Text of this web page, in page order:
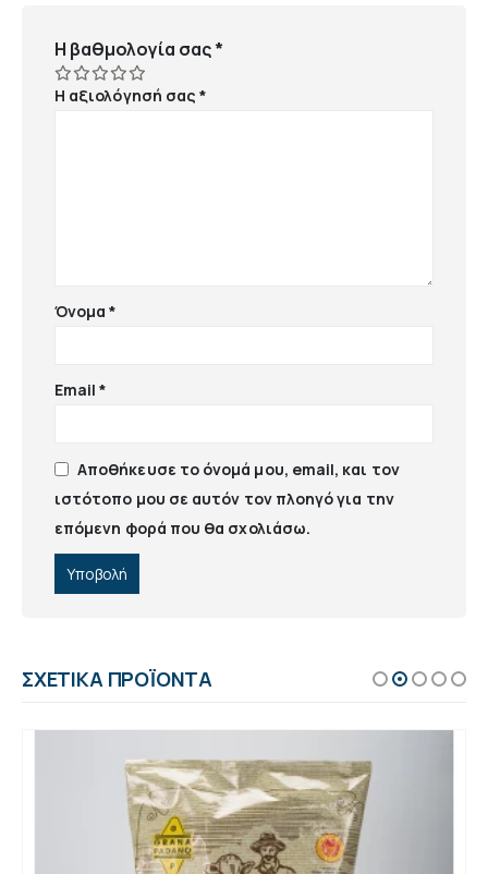
Η βαθμολογία σας*
Η αξιολόγησή σας*
Όνομα*
Email*
Αποθήκευσε το όνομά μου, email, και τον
ιστότοπο μου σε αυτόν τον πλοηγό για την
επόμενη φορά που θα σχολιάσω.
ΣΧΕΤΙΚΆ ΠΡΟΪΌΝΤΑ